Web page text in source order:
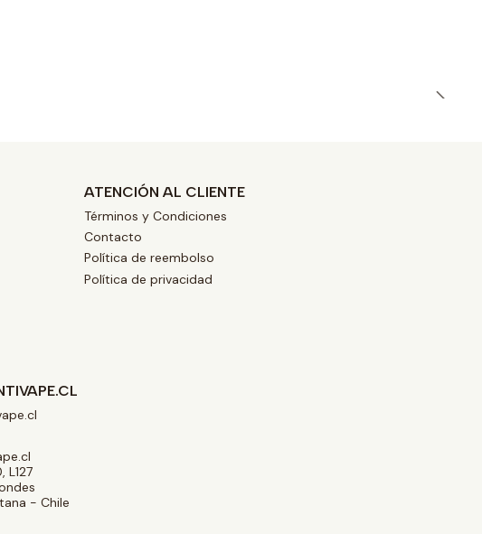
ATENCIÓN AL CLIENTE
Términos y Condiciones
Contacto
Política de reembolso
Política de privacidad
- Chile